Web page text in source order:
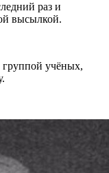
раз и
высылкой.
учёных,